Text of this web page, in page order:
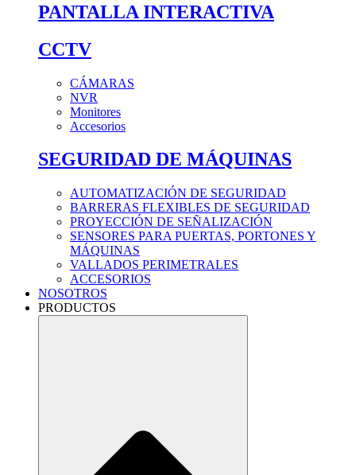
PANTALLA INTERACTIVA
CCTV
CÁMARAS
NVR
Monitores
Accesorios
SEGURIDAD DE MÁQUINAS
AUTOMATIZACIÓN DE SEGURIDAD
BARRERAS FLEXIBLES DE SEGURIDAD
PROYECCIÓN DE SEÑALIZACIÓN
SENSORES PARA PUERTAS, PORTONES Y
MÁQUINAS
VALLADOS PERIMETRALES
ACCESORIOS
NOSOTROS
PRODUCTOS